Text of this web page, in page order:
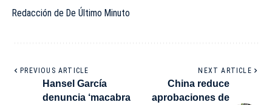
Redacción de De Último Minuto
PREVIOUS ARTICLE
Hansel García
denuncia ‘macabra
NEXT ARTICLE
China reduce
aprobaciones de